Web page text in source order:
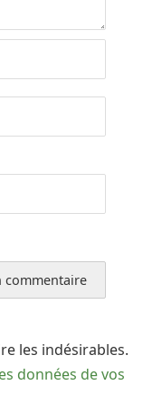
les indésirables.
données de vos